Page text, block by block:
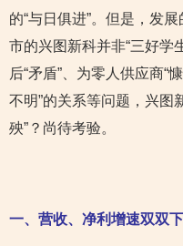
的“与日俱进”。但是，发
市的兴图新科并非“三好学
后“矛盾”、为零人供应商“
不明”的关系等问题，兴图
殃”？尚待考验。
一、营收、净利增速双双